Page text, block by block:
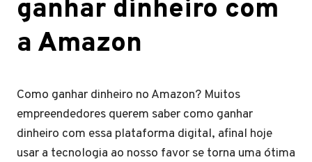
ganhar dinheiro com
a Amazon
Como ganhar dinheiro no Amazon? Muitos
empreendedores querem saber como ganhar
dinheiro com essa plataforma digital, afinal hoje
usar a tecnologia ao nosso favor se torna uma ótima